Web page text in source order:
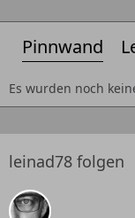
Pinnwand
Es wurden noch
leinad78 folgen